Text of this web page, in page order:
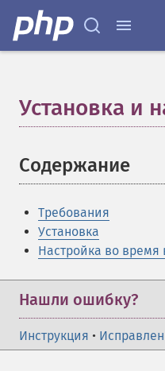
Установка и
Содержание
Требования
Установка
Настройка во
Нашли ошибку?
Инструкция •